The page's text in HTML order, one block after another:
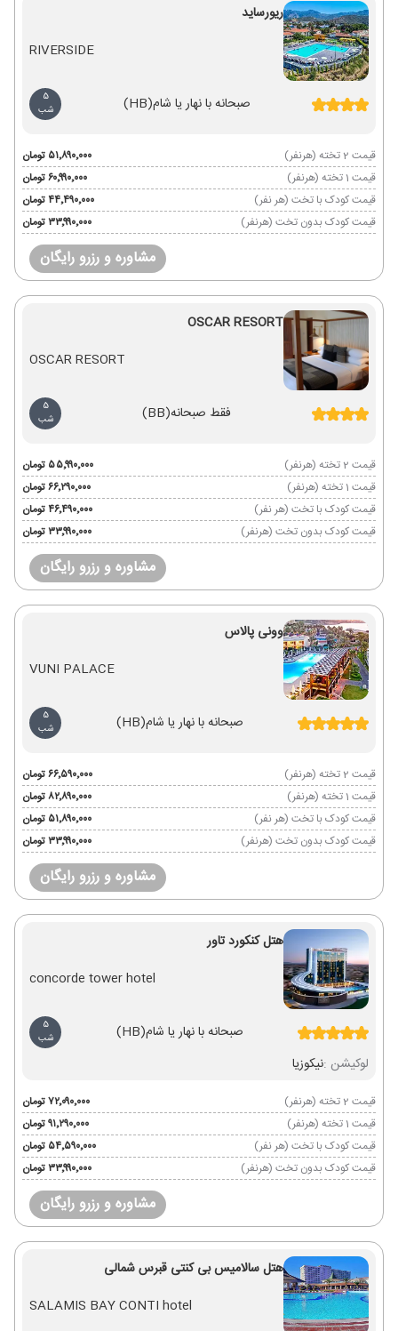
ریورساید
RIVERSIDE
صبحانه با نهار یا شام(HB)
5
شب
قیمت 2 تخته (هرنفر)
۵۱٬۸۹۰٬۰۰۰ تومان
قیمت 1 تخته (هرنفر)
۶۰٬۹۹۰٬۰۰۰ تومان
قیمت کودک با تخت (هر نفر)
۴۴٬۴۹۰٬۰۰۰ تومان
قیمت کودک بدون تخت (هرنفر)
۳۳٬۹۹۰٬۰۰۰ تومان
مشاوره و رزرو رایگان
OSCAR RESORT
OSCAR RESORT
فقط صبحانه(BB)
5
شب
قیمت 2 تخته (هرنفر)
۵۵٬۹۹۰٬۰۰۰ تومان
قیمت 1 تخته (هرنفر)
۶۶٬۲۹۰٬۰۰۰ تومان
قیمت کودک با تخت (هر نفر)
۴۶٬۴۹۰٬۰۰۰ تومان
قیمت کودک بدون تخت (هرنفر)
۳۳٬۹۹۰٬۰۰۰ تومان
مشاوره و رزرو رایگان
وونی پالاس
VUNI PALACE
صبحانه با نهار یا شام(HB)
5
شب
قیمت 2 تخته (هرنفر)
۶۶٬۵۹۰٬۰۰۰ تومان
قیمت 1 تخته (هرنفر)
۸۲٬۸۹۰٬۰۰۰ تومان
قیمت کودک با تخت (هر نفر)
۵۱٬۸۹۰٬۰۰۰ تومان
قیمت کودک بدون تخت (هرنفر)
۳۳٬۹۹۰٬۰۰۰ تومان
مشاوره و رزرو رایگان
هتل کنکورد تاور
concorde tower hotel
صبحانه با نهار یا شام(HB)
5
شب
لوکیشن :نیکوزیا
قیمت 2 تخته (هرنفر)
۷۲٬۰۹۰٬۰۰۰ تومان
قیمت 1 تخته (هرنفر)
۹۱٬۲۹۰٬۰۰۰ تومان
قیمت کودک با تخت (هر نفر)
۵۴٬۵۹۰٬۰۰۰ تومان
قیمت کودک بدون تخت (هرنفر)
۳۳٬۹۹۰٬۰۰۰ تومان
مشاوره و رزرو رایگان
هتل سالامیس بی کنتی قبرس شمالی
SALAMIS BAY CONTI hotel